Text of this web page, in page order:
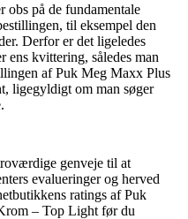
obs på de fundamentale
til eksempel den
Derfor er det ligeledes
ens kvittering, således man
af Puk Meg Maxx Plus
ligegyldigt om man søger
genveje til at
evalueringer og herved
ratings af Puk
– Top Light før du